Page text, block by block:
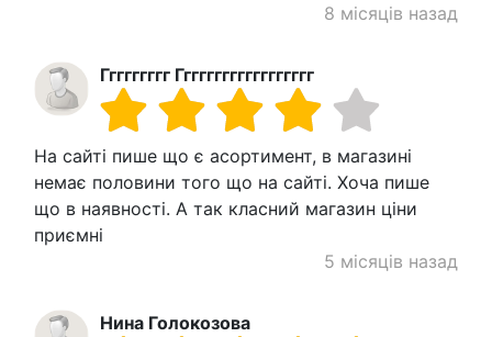
8 місяців назад
Ггггггггг Гггггггггггггггггг
На сайті пише що є асортимент, в магазині
немає половини того що на сайті. Хоча пише
що в наявності. А так класний магазин ціни
приємні
5 місяців назад
Нина Голокозова